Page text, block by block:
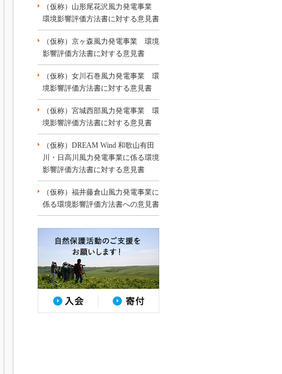
（仮称）山形尾花沢風力発電事業
環境影響評価方法書に対する意見書
（仮称）京ヶ森風力発電事業 環境
影響評価方法書に対する意見書
（仮称）女川石巻風力発電事業 環
境影響評価方法書に対する意見書
（仮称）宮城西部風力発電事業 環
境影響評価方法書に対する意見書
（仮称）DREAM Wind 和歌山有田
川・日高川風力発電事業に係る環境
影響評価方法書に対する意見書
（仮称）福井藤倉山風力発電事業に
係る環境影響評価方法書への意見書